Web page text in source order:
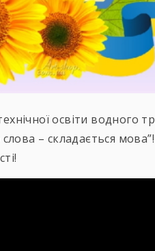
освіти водного
– складається